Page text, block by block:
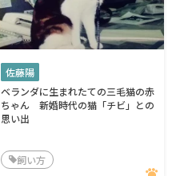
佐藤陽
ベランダに生まれたての三毛猫の赤
ちゃん 新婚時代の猫「チビ」との
思い出
飼い方